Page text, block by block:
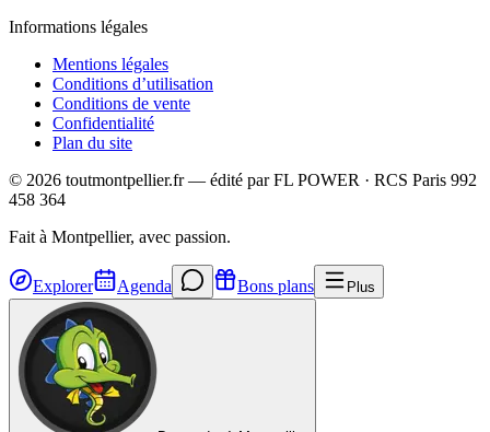
Informations légales
Mentions légales
Conditions d’utilisation
Conditions de vente
Confidentialité
Plan du site
© 2026 toutmontpellier.fr — édité parFL POWER · RCS Paris 992
458 364
Fait à Montpellier, avec passion.
Explorer Agenda Bons plans Plus